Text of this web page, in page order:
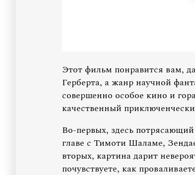
Этот фильм понравится вам,
Герберта, а жанр научной
совершенно особое кино и
качественный
Во-первых, здесь
главе с Тимоти Шаламе,
вторых, картина дарит
почувствуете, как